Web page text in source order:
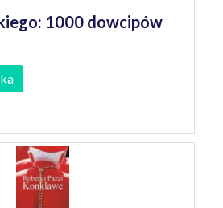
1000 dowcipów